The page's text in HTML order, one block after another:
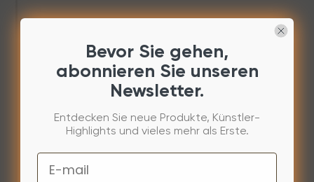
Bevor Sie gehen,
abonnieren Sie unseren
Newsletter.
Entdecken Sie neue Produkte, Künstler-
Highlights und vieles mehr als Erste.
Email